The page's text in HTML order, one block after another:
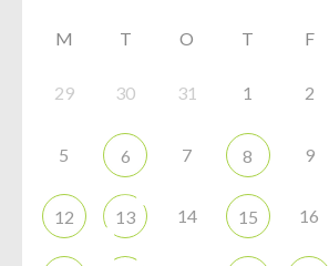
M T O T F
29 30 31 1 2
5 6 7 8 9
12 13 14 15 16